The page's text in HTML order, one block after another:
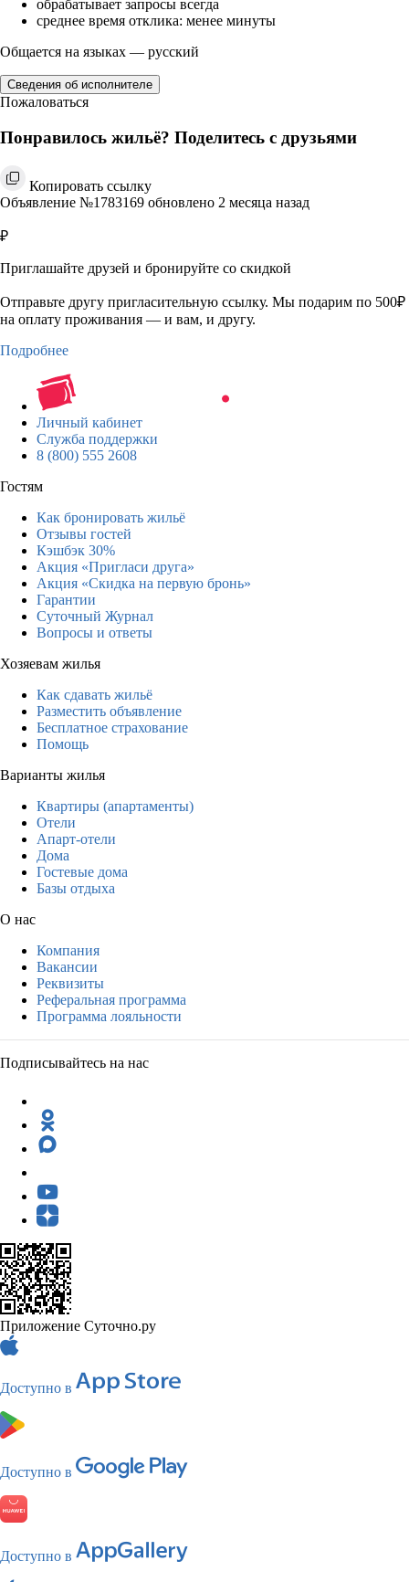
обрабатывает запросы всегда
среднее время отклика: менее минуты
Общается на языках — русский
Сведения об исполнителе
Пожаловаться
Понравилось жильё? Поделитесь с друзьями
Копировать ссылку
Объявление №1783169 обновлено 2 месяца назад
₽
Приглашайте друзей и бронируйте со скидкой
Отправьте другу пригласительную ссылку. Мы подарим по 500₽
на оплату проживания — и вам, и другу.
Подробнее
Личный кабинет
Служба поддержки
8 (800) 555 2608
Гостям
Как бронировать жильё
Отзывы гостей
Кэшбэк 30%
Акция «Пригласи друга»
Акция «Скидка на первую бронь»
Гарантии
Суточный Журнал
Вопросы и ответы
Хозяевам жилья
Как сдавать жильё
Разместить объявление
Бесплатное страхование
Помощь
Варианты жилья
Квартиры (апартаменты)
Отели
Апарт-отели
Дома
Гостевые дома
Базы отдыха
О нас
Компания
Вакансии
Реквизиты
Реферальная программа
Программа лояльности
Подписывайтесь на нас
Приложение Суточно.ру
Доступно в
Доступно в
Доступно в